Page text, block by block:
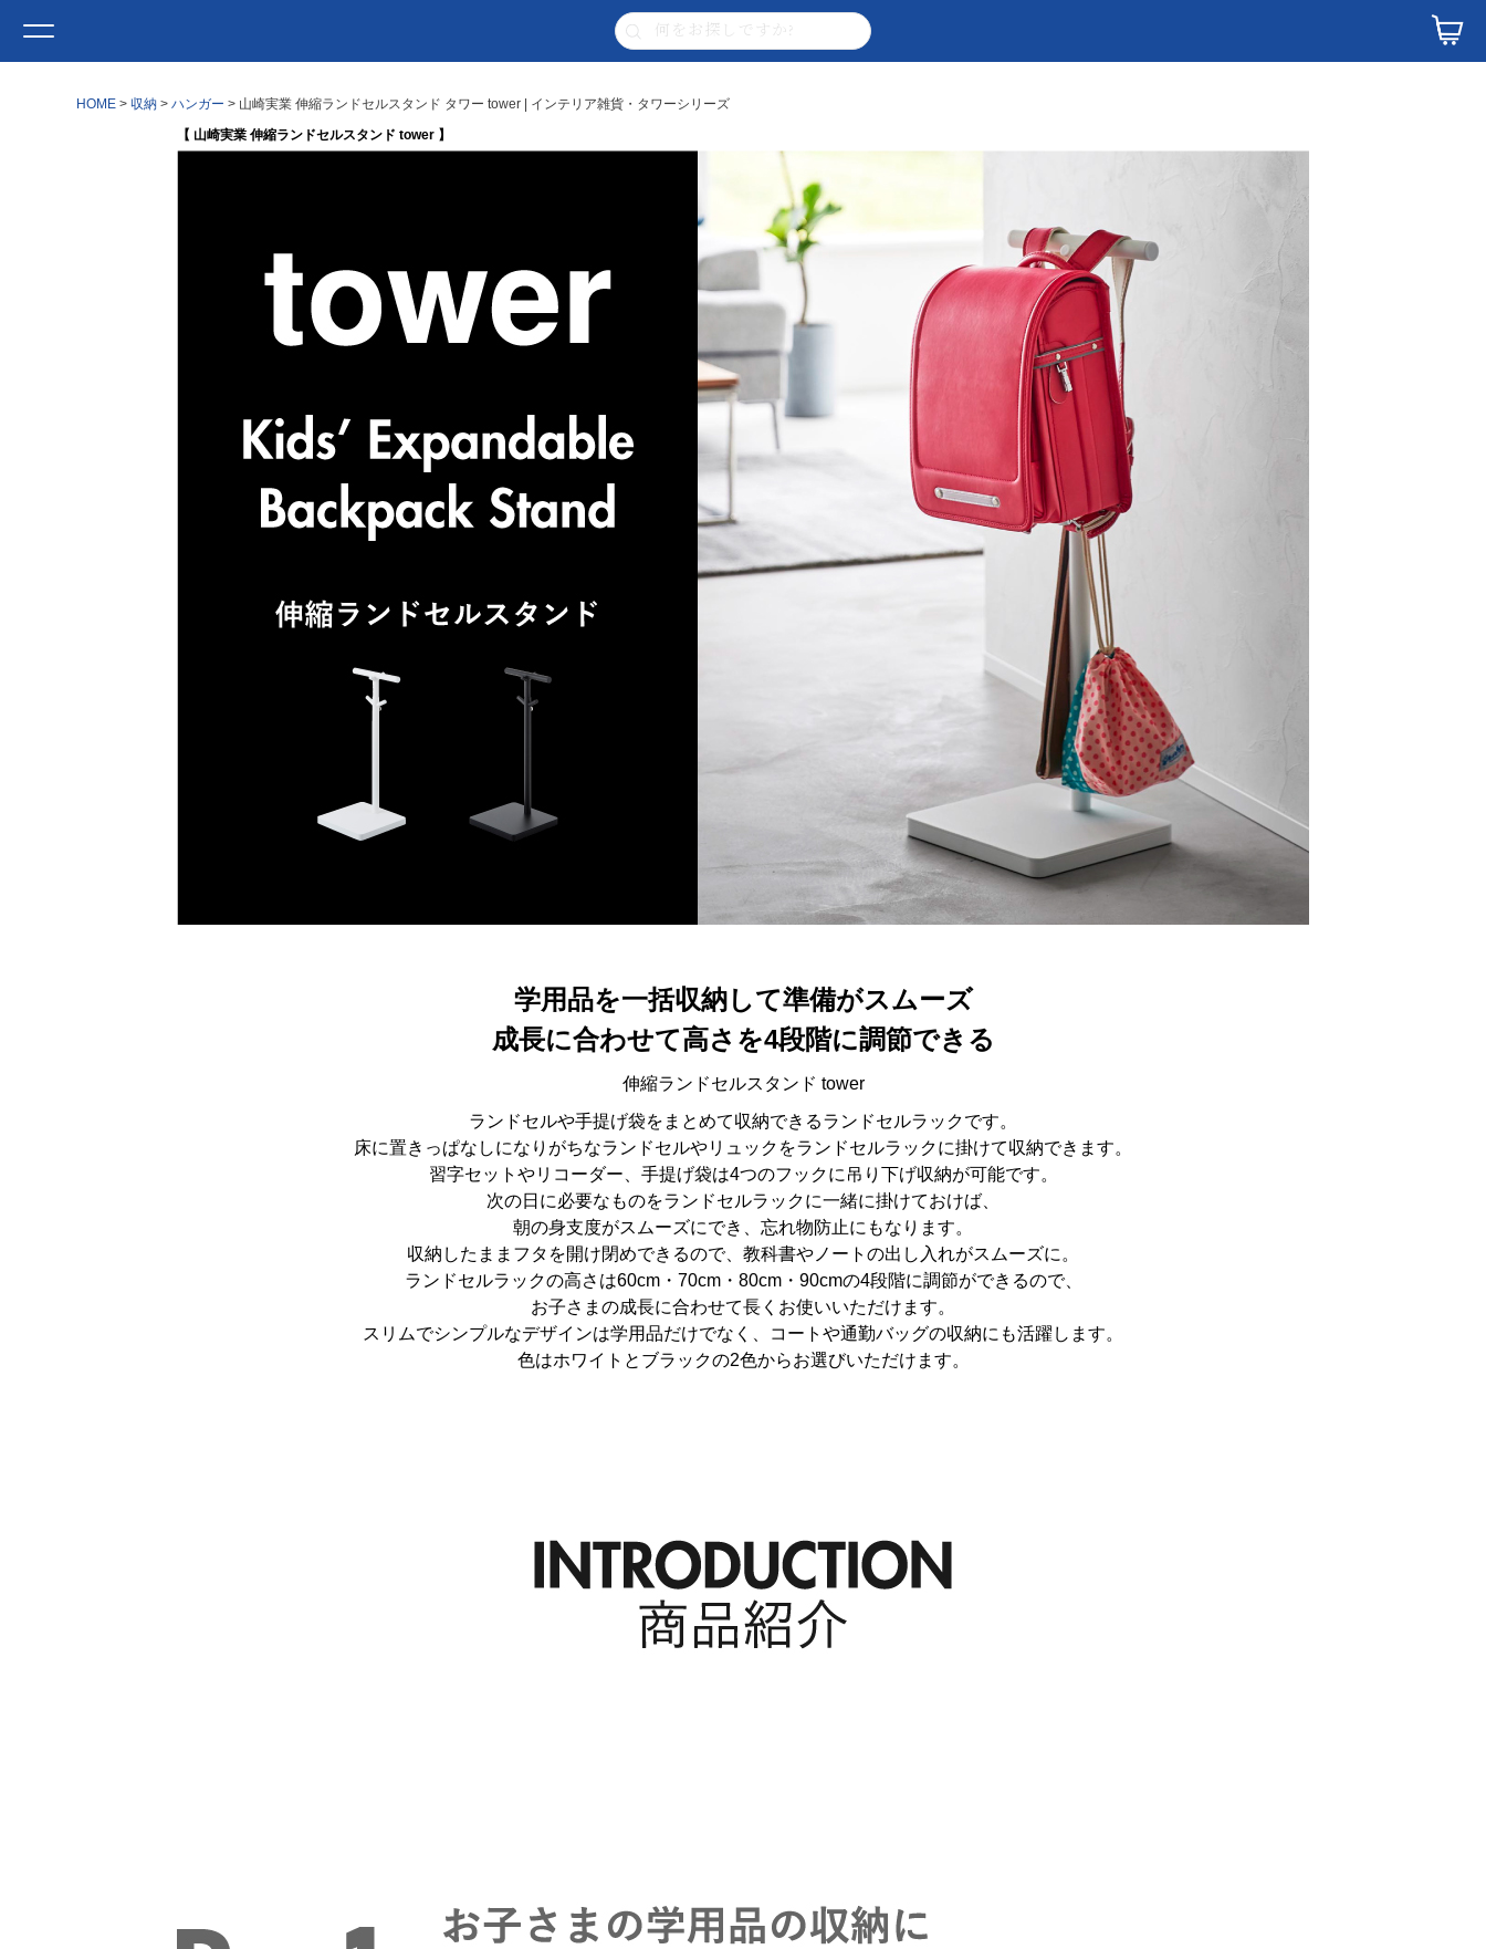
HOME 収納 ハンガー
山崎実業 伸縮ランドセルスタンド タワー tower | インテリア雑貨・タワーシリーズ
【 山崎実業 伸縮ランドセルスタンド tower 】
学用品を一括収納して準備がスムーズ
成長に合わせて高さを4段階に調節できる
伸縮ランドセルスタンド tower
ランドセルや手提げ袋をまとめて収納できるランドセルラックです。
床に置きっぱなしになりがちなランドセルやリュックをランドセルラックに掛けて収納できます。
習字セットやリコーダー、手提げ袋は4つのフックに吊り下げ収納が可能です。
次の日に必要なものをランドセルラックに一緒に掛けておけば、
朝の身支度がスムーズにでき、忘れ物防止にもなります。
収納したままフタを開け閉めできるので、教科書やノートの出し入れがスムーズに。
ランドセルラックの高さは60cm・70cm・80cm・90cmの4段階に調節ができるので、
お子さまの成長に合わせて長くお使いいただけます。
スリムでシンプルなデザインは学用品だけでなく、コートや通勤バッグの収納にも活躍します。
色はホワイトとブラックの2色からお選びいただけます。